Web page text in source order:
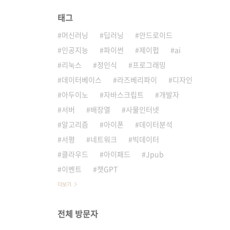
태그
머신러닝 딥러닝
안드로이드
인공지능
파이썬 제이펍
ai
리눅스
정인식
프로그래밍
데이터베이스
라즈베리파이
디자인
아두이노
자바스크립트
개발자
서버
배장열
사물인터넷
알고리즘
아이폰
데이터분석
서평
네트워크
빅데이터
클라우드
아이패드
Jpub
이벤트
챗GPT
더보기
전체 방문자